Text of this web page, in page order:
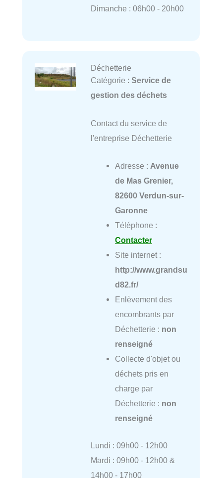
Dimanche : 06h00 - 20h00
Déchetterie
Catégorie : Service de
gestion des déchets
Contact du service de
l'entreprise Déchetterie
Adresse : Avenue
de Mas Grenier,
82600 Verdun-sur-
Garonne
Téléphone :
Contacter
Site internet :
http://www.grandsu
d82.fr/
Enlèvement des
encombrants par
Déchetterie : non
renseigné
Collecte d'objet ou
déchets pris en
charge par
Déchetterie : non
renseigné
Lundi : 09h00 - 12h00
Mardi : 09h00 - 12h00 &
14h00 - 17h00